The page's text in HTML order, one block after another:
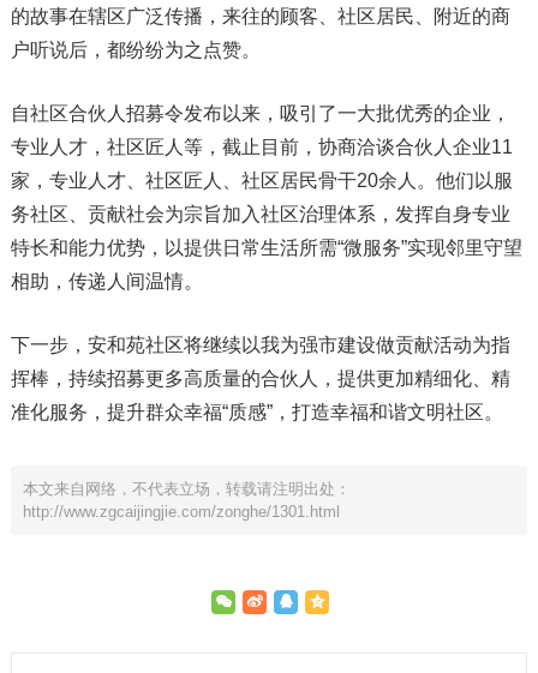
的故事在辖区广泛传播，来往的顾客、社区居民、附近的商
户听说后，都纷纷为之点赞。
自社区合伙人招募令发布以来，吸引了一大批优秀的企业，
专业人才，社区匠人等，截止目前，协商洽谈合伙人企业11
家，专业人才、社区匠人、社区居民骨干20余人。他们以服
务社区、贡献社会为宗旨加入社区治理体系，发挥自身专业
特长和能力优势，以提供日常生活所需“微服务”实现邻里守望
相助，传递人间温情。
下一步，安和苑社区将继续以我为强市建设做贡献活动为指
挥棒，持续招募更多高质量的合伙人，提供更加精细化、精
准化服务，提升群众幸福“质感”，打造幸福和谐文明社区。
本文来自网络，不代表立场，转载请注明出处：
http://www.zgcaijingjie.com/zonghe/1301.html